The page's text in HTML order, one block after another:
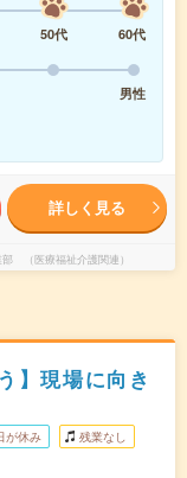
50代
60代
男性
詳しく見る
（医療福祉介護関連）
】現場に向き
が休み 残業なし